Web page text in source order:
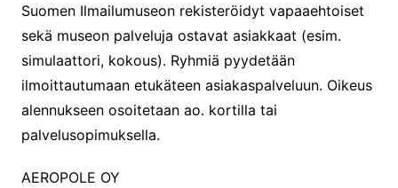
Suomen Ilmailumuseon rekisteröidyt vapaaehtoiset
sekä museon palveluja ostavat asiakkaat (esim.
simulaattori, kokous). Ryhmiä pyydetään
ilmoittautumaan etukäteen asiakaspalveluun. Oikeus
alennukseen osoitetaan ao. kortilla tai
palvelusopimuksella.
AEROPOLE OY